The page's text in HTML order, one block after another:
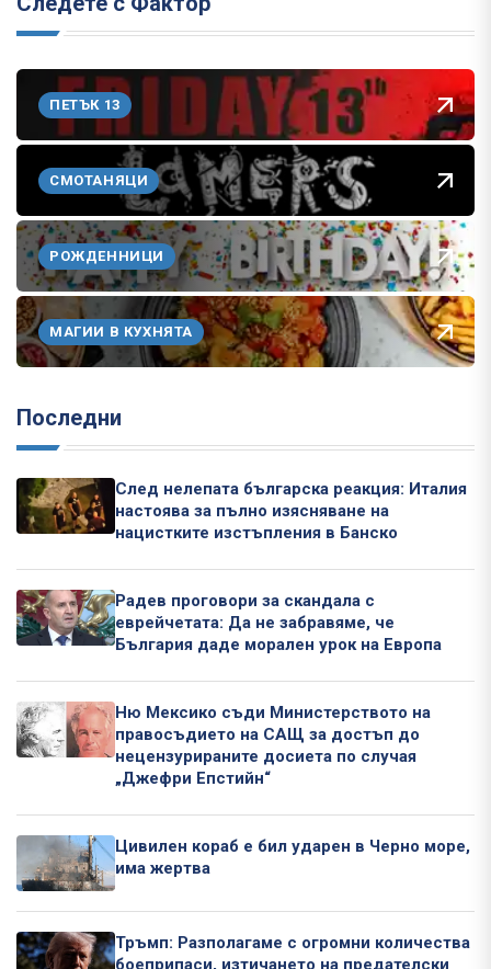
ПЕТЪК 13
СМОТАНЯЦИ
РОЖДЕННИЦИ
МАГИИ В КУХНЯТА
Последни
След нелепата българска реакция: Италия
настоява за пълно изясняване на
нацистките изстъпления в Банско
Радев проговори за скандала с
еврейчетата: Да не забравяме, че
България даде морален урок на Европа
Ню Мексико съди Министерството на
правосъдието на САЩ за достъп до
нецензурираните досиета по случая
„Джефри Епстийн“
Цивилен кораб е бил ударен в Черно море,
има жертва
Тръмп: Разполагаме с огромни количества
боеприпаси, изтичането на предателски